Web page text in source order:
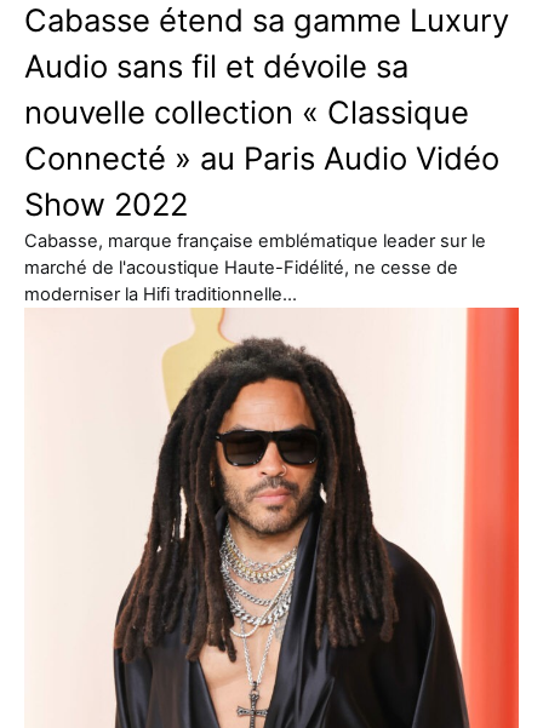
Cabasse étend sa gamme Luxury
Audio sans fil et dévoile sa
nouvelle collection « Classique
Connecté » au Paris Audio Vidéo
Show 2022
Cabasse, marque française emblématique leader sur le
marché de l'acoustique Haute-Fidélité, ne cesse de
moderniser la Hifi traditionnelle…